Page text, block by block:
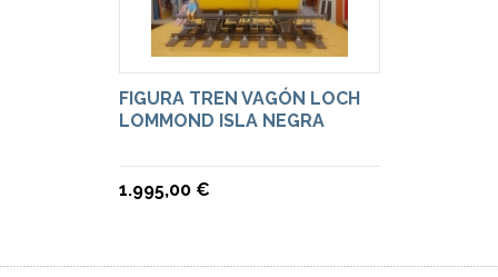
FIGURA TREN VAGÓN LOCH
LOMMOND ISLA NEGRA
1.995,00 €